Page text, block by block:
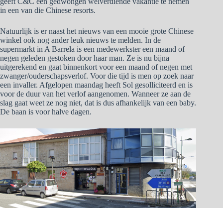
in een van die Chinese resorts.
Natuurlijk is er naast het nieuws van een mooie grote Chinese
winkel ook nog ander leuk nieuws te melden. In de
supermarkt in A Barrela is een medewerkster een maand of
negen geleden gestoken door haar man. Ze is nu bijna
uitgerekend en gaat binnenkort voor een maand of negen met
zwanger/ouderschapsverlof. Voor die tijd is men op zoek naar
een invaller. Afgelopen maandag heeft Sol gesolliciteerd en is
voor de duur van het verlof aangenomen. Wanneer ze aan de
slag gaat weet ze nog niet, dat is dus afhankelijk van een baby.
De baan is voor halve dagen.